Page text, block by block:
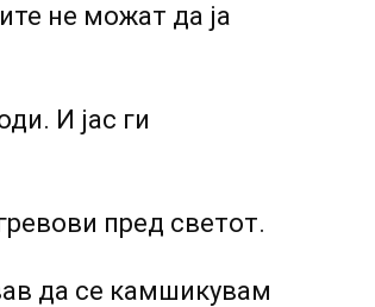
не можат да ја
И јас ги
пред светот.
да се камшикувам